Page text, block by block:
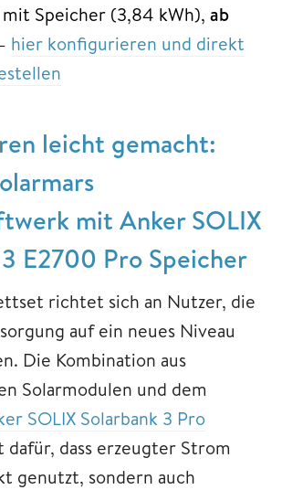
Speicher (3,84 kWh), ab
hier konfigurieren und direkt
leicht gemacht:
mit Anker SOLIX
E2700 Pro Speicher
richtet sich an Nutzer, die
auf ein neues Niveau
Die Kombination aus
Solarmodulen und dem
SOLIX Solarbank 3 Pro
dafür, dass erzeugter Strom
genutzt, sondern auch